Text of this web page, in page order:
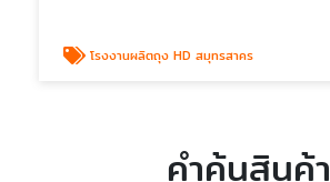
โรงงานผลิตถุง HD สมุทรสาคร
คำค้นสินค้า